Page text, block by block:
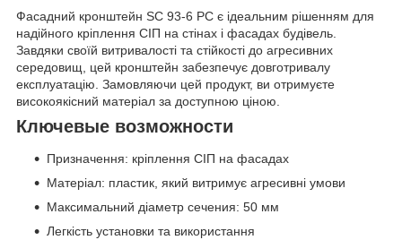
Фасадний кронштейн SC 93-6 PC є ідеальним рішенням для
надійного кріплення СІП на стінах і фасадах будівель.
Завдяки своїй витривалості та стійкості до агресивних
середовищ, цей кронштейн забезпечує довготривалу
експлуатацію. Замовляючи цей продукт, ви отримуєте
високоякісний матеріал за доступною ціною.
Ключевые возможности
Призначення: кріплення СІП на фасадах
Матеріал: пластик, який витримує агресивні умови
Максимальний діаметр сечения: 50 мм
Легкість установки та використання